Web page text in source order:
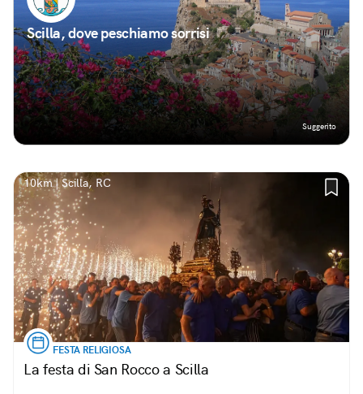
Scilla, dove peschiamo sorrisi
Suggerito
10km | Scilla, RC
FESTA RELIGIOSA
La festa di San Rocco a Scilla